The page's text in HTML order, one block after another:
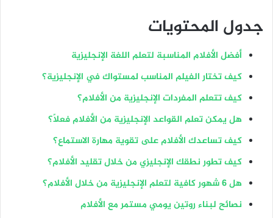
جدول المحتويات
أفضل الأفلام المناسبة لتعلم اللغة الإنجليزية
كيف تختار الفيلم المناسب لمستواك في الإنجليزية؟
كيف تتعلم المفردات الإنجليزية من الأفلام؟
هل يمكن تعلم القواعد الإنجليزية من الأفلام فعلًا؟
كيف تساعدك الأفلام على تقوية مهارة الاستماع؟
كيف تطور نطقك الإنجليزي من خلال تقليد الأفلام؟
هل 6 شهور كافية لتعلم الإنجليزية من خلال الأفلام؟
نصائح لبناء روتين يومي مستمر مع الأفلام